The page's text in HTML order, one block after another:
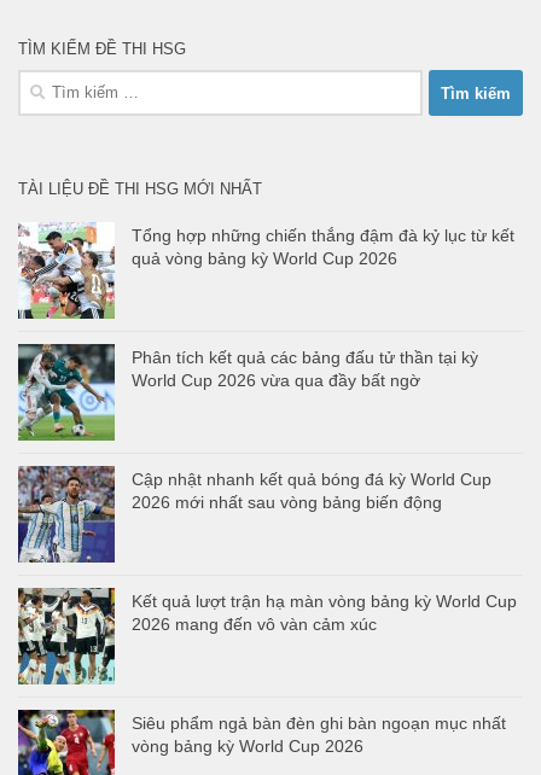
TÌM KIẾM ĐỀ THI HSG
Tìm
kiếm
TÀI LIỆU ĐỀ THI HSG MỚI NHẤT
Tổng hợp những chiến thắng đậm đà kỷ lục từ kết
quả vòng bảng kỳ World Cup 2026
Phân tích kết quả các bảng đấu tử thần tại kỳ
World Cup 2026 vừa qua đầy bất ngờ
Cập nhật nhanh kết quả bóng đá kỳ World Cup
2026 mới nhất sau vòng bảng biến động
Kết quả lượt trận hạ màn vòng bảng kỳ World Cup
2026 mang đến vô vàn cảm xúc
Siêu phẩm ngả bàn đèn ghi bàn ngoạn mục nhất
vòng bảng kỳ World Cup 2026